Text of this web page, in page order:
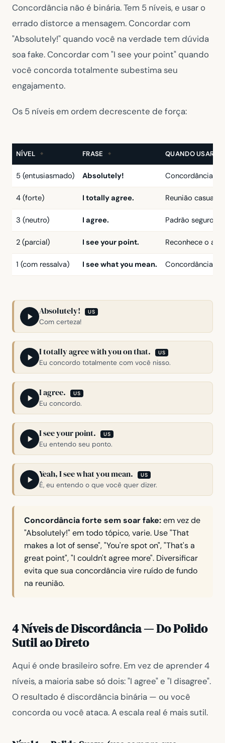
Concordância não é binária. Tem 5 níveis, e usar o
errado distorce a mensagem. Concordar com
"Absolutely!"quando você na verdade tem dúvida
soa fake. Concordar com "I see your point"quando
você concorda totalmente subestima seu
engajamento.
Os 5 níveis em ordem decrescente de força:
NÍVEL FRASE QUANDO USAR
5 (entusiasmado) Absolutely! Concordância
4 (forte) I totally agree. Reunião casual
3 (neutro) I agree. Padrão seguro.
2 (parcial) I see your point. Reconhece o
1 (com ressalva) I see what you mean. Concordância
Absolutely! US
Com certeza!
I totally agree with you on that. US
Eu concordo totalmente com você nisso.
I agree. US
Eu concordo.
I see your point. US
Eu entendo seu ponto.
Yeah, I see what you mean. US
É, eu entendo o que você quer dizer.
Concordância forte sem soar fake:em vez de
"Absolutely!" em todo tópico, varie. Use"That
makes a lot of sense","You're spot on","That's a
great point","I couldn't agree more". Diversificar
evita que sua concordância vire ruído de fundo
na reunião.
4 Níveis de Discordância — Do Polido
Sutil ao Direto
Aqui é onde brasileiro sofre. Em vez de aprender 4
níveis, a maioria sabe só dois:"I agree"e "I disagree".
O resultado é discordância binária — ou você
concorda ou você ataca. A escala real é mais sutil.